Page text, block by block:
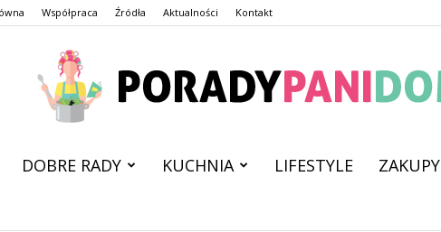
Współpraca Źródła Aktualności Kontakt
DOBRE RADY KUCHNIA LIFESTYLE ZAKUPY